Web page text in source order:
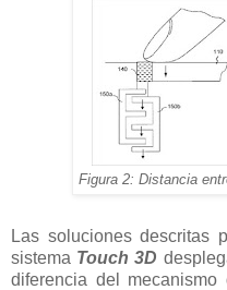
Figura 2: Distancia
Las soluciones descritas
sistema Touch 3D
diferencia del mecanismo